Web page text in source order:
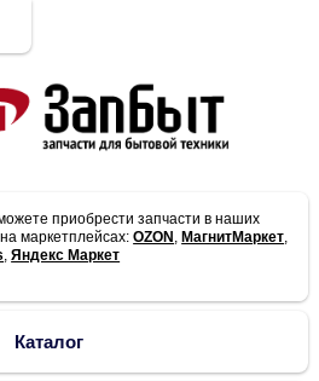
приобрести запчасти в наших
маркетплейсах:OZON , МагнитМаркет,
,Яндекс Маркет
Каталог